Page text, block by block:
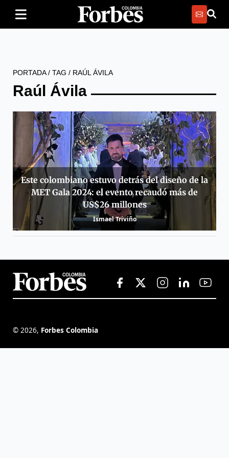
PORTADA/ TAG / RAÚL ÁVILA
Raúl Ávila
Este colombiano estuvo detrás del diseño de la
MET Gala 2024: el evento recaudó más de
US$26 millones
Ismael Triviño
© 2026, Forbes Colombia